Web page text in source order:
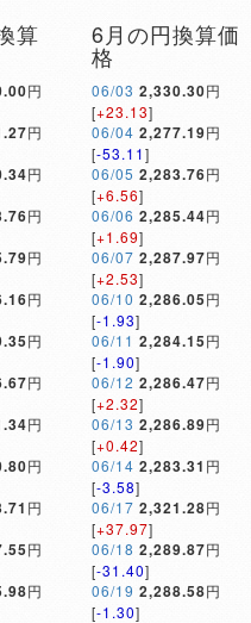
算
円
円
円
円
円
円
円
円
円
円
円
円
円
6月の円換算価
格
06/03 2,330.30円
[+23.13]
06/04 2,277.19円
[-53.11]
06/05 2,283.76円
[+6.56]
06/06 2,285.44円
[+1.69]
06/07 2,287.97円
[+2.53]
06/10 2,286.05円
[-1.93]
06/11 2,284.15円
[-1.90]
06/12 2,286.47円
[+2.32]
06/13 2,286.89円
[+0.42]
06/14 2,283.31 円
[-3.58]
06/17 2,321.28円
[+37.97]
06/18 2,289.87円
[-31.40]
06/19 2,288.58円
[-1.30]